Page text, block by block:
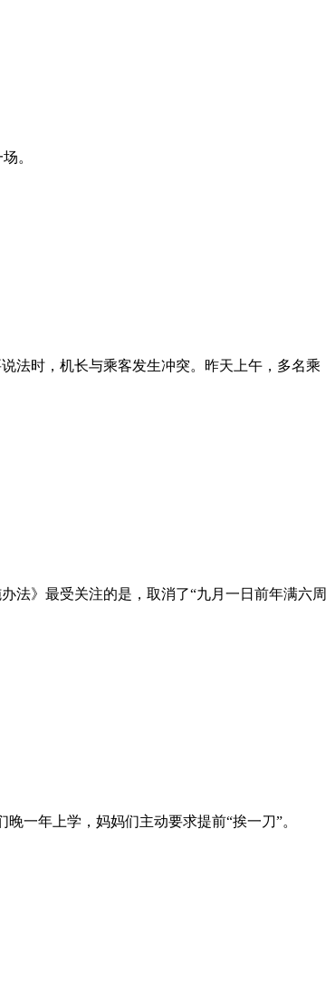
。
法时，机长与乘客发生冲突。昨天上午，多名乘
法》最受关注的是，取消了“九月一日前年满六周
一年上学，妈妈们主动要求提前“挨一刀”。